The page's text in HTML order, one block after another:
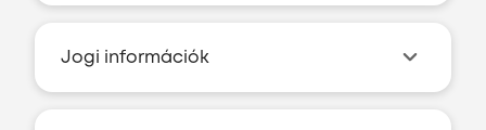
Jogi információk